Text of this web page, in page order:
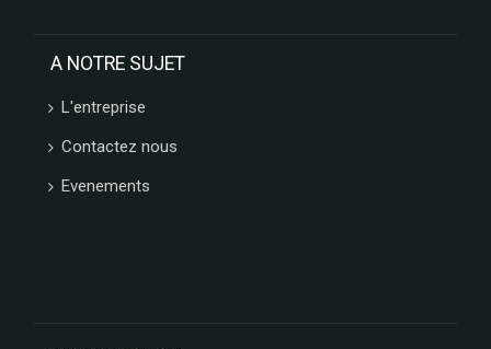
A NOTRE SUJET
L'entreprise
Contactez nous
Evenements